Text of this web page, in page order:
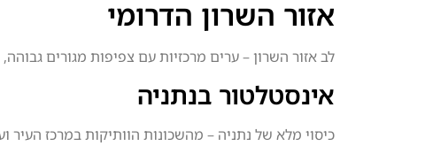
אזור השרון הדרומי
לב אזור השרון – ערים מרכזיות עם צפיפות מגורים
אינסטלטור בנתניה
כיסוי מלא של נתניה – מהשכונות הוותיקות במרכז העיר